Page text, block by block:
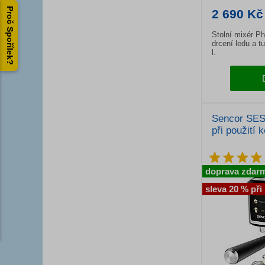
Proč Spořílek? 2 690 Kč
Stolní mixér
drcení ledu a
l.
Sencor
při použití
doprava
sleva 20 %